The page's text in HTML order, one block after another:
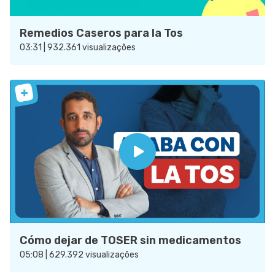
Remedios Caseros para la Tos
03:31 | 932.361 visualizações
Cómo dejar de TOSER sin medicamentos
05:08 | 629.392 visualizações